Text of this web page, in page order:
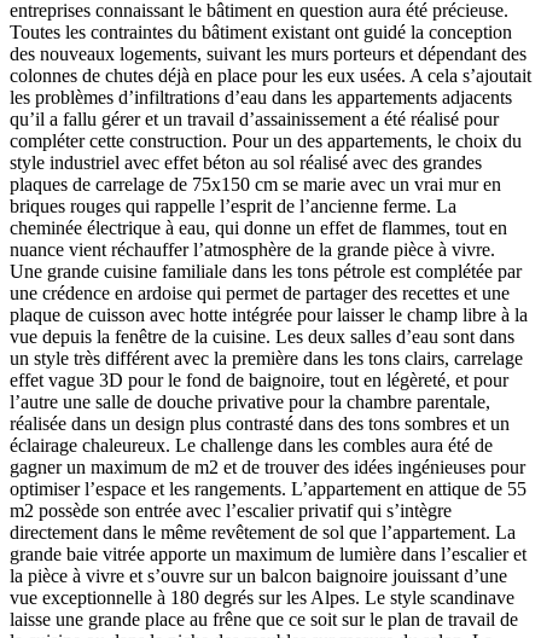
entreprises connaissant le bâtiment en question aura été précieuse.
Toutes les contraintes du bâtiment existant ont guidé la conception
des nouveaux logements, suivant les murs porteurs et dépendant des
colonnes de chutes déjà en place pour les eux usées. A cela s’ajoutait
les problèmes d’infiltrations d’eau dans les appartements adjacents
qu’il a fallu gérer et un travail d’assainissement a été réalisé pour
compléter cette construction. Pour un des appartements, le choix du
style industriel avec effet béton au sol réalisé avec des grandes
plaques de carrelage de 75x150 cm se marie avec un vrai mur en
briques rouges qui rappelle l’esprit de l’ancienne ferme. La
cheminée électrique à eau, qui donne un effet de flammes, tout en
nuance vient réchauffer l’atmosphère de la grande pièce à vivre.
Une grande cuisine familiale dans les tons pétrole est complétée par
une crédence en ardoise qui permet de partager des recettes et une
plaque de cuisson avec hotte intégrée pour laisser le champ libre à la
vue depuis la fenêtre de la cuisine. Les deux salles d’eau sont dans
un style très différent avec la première dans les tons clairs, carrelage
effet vague 3D pour le fond de baignoire, tout en légèreté, et pour
l’autre une salle de douche privative pour la chambre parentale,
réalisée dans un design plus contrasté dans des tons sombres et un
éclairage chaleureux. Le challenge dans les combles aura été de
gagner un maximum de m2 et de trouver des idées ingénieuses pour
optimiser l’espace et les rangements. L’appartement en attique de 55
m2 possède son entrée avec l’escalier privatif qui s’intègre
directement dans le même revêtement de sol que l’appartement. La
grande baie vitrée apporte un maximum de lumière dans l’escalier et
la pièce à vivre et s’ouvre sur un balcon baignoire jouissant d’une
vue exceptionnelle à 180 degrés sur les Alpes. Le style scandinave
laisse une grande place au frêne que ce soit sur le plan de travail de